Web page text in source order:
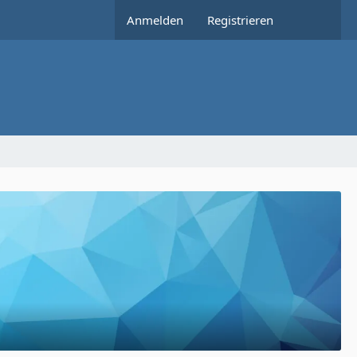
Anmelden Registrieren